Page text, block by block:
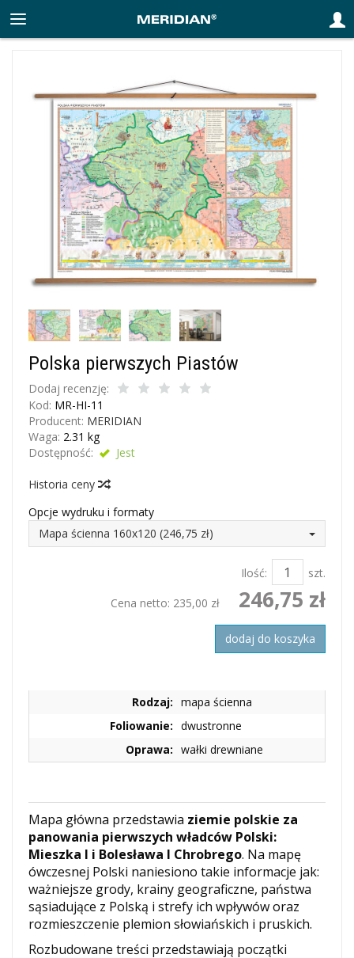
Polska pierwszych Piastów
Dodaj recenzję:
Kod: MR-HI-11
Producent: MERIDIAN
Waga: 2.31 kg
Dostępność:
Jest
Historia ceny
Opcje wydruku i formaty
Mapa ścienna 160x120 (246,75 zł)
Ilość:
szt.
Cena netto: 235,00 zł 246,75 zł
dodaj do koszyka
Rodzaj: mapa ścienna
Foliowanie: dwustronne
Oprawa: wałki drewniane
Mapa główna przedstawia ziemie polskie za
panowania pierwszych władców Polski:
Mieszka I i Bolesława I Chrobrego. Na mapę
ówczesnej Polski naniesiono takie informacje jak:
ważniejsze grody, krainy geograficzne, państwa
sąsiadujące z Polską i strefy ich wpływów oraz
rozmieszczenie plemion słowiańskich i pruskich.
Rozbudowane treści przedstawiają początki